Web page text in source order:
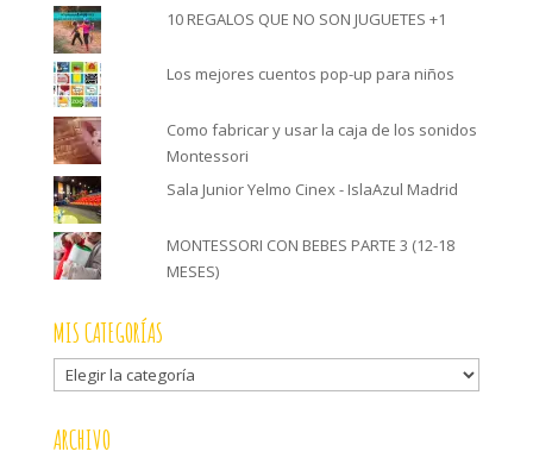
10 REGALOS QUE NO SON JUGUETES +1
Los mejores cuentos pop-up para niños
Como fabricar y usar la caja de los sonidos
Montessori
Sala Junior Yelmo Cinex - IslaAzul Madrid
MONTESSORI CON BEBES PARTE 3 (12-18
MESES)
MIS CATEGORÍAS
Mis
categorías
ARCHIVO